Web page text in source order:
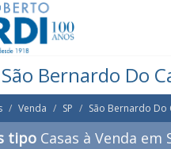
Bernardo Do
Venda SP São Bernardo Do
tipo Casas à Venda em